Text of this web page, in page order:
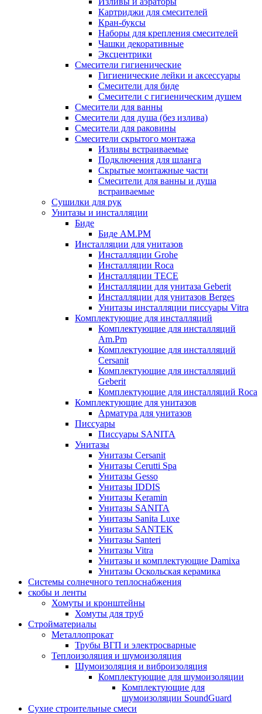
Картриджи для смесителей
Кран-буксы
Наборы для крепления смесителей
Чашки декоративные
Эксцентрики
Смесители гигиенические
Гигиенические лейки и аксессуары
Смесители для биде
Смесители с гигиеническим душем
Смесители для ванны
Смесители для душа (без излива)
Смесители для раковины
Смесители скрытого монтажа
Изливы встраиваемые
Подключения для шланга
Скрытые монтажные части
Смесители для ванны и душа
встраиваемые
Сушилки для рук
Унитазы и инсталляции
Биде
Биде AM.PM
Инсталляции для унитазов
Инсталляции Grohe
Инсталляции Roca
Инсталляции TECE
Инсталляции для унитаза Geberit
Инсталляции для унитазов Berges
Унитазы инсталляции писсуары Vitra
Комплектующие для инсталляций
Комплектующие для инсталляций
Am.Pm
Комплектующие для инсталляций
Cersanit
Комплектующие для инсталляций
Geberit
Комплектующие для инсталляций Roca
Комплектующие для унитазов
Арматура для унитазов
Писсуары
Писсуары SANITA
Унитазы
Унитазы Cersanit
Унитазы Cerutti Spa
Унитазы Gesso
Унитазы IDDIS
Унитазы Keramin
Унитазы SANITA
Унитазы Sanita Luxe
Унитазы SANTEK
Унитазы Santeri
Унитазы Vitra
Унитазы и комплектующие Damixa
Унитазы Оскольская керамика
Системы солнечного теплоснабжения
скобы и ленты
Хомуты и кронштейны
Хомуты для труб
Стройматериалы
Металлопрокат
Трубы ВГП и электросварные
Теплоизоляция и шумоизоляция
Шумоизоляция и виброизоляция
Комплектующие для шумоизоляции
Комплектующие для
шумоизоляции SoundGuard
Сухие строительные смеси